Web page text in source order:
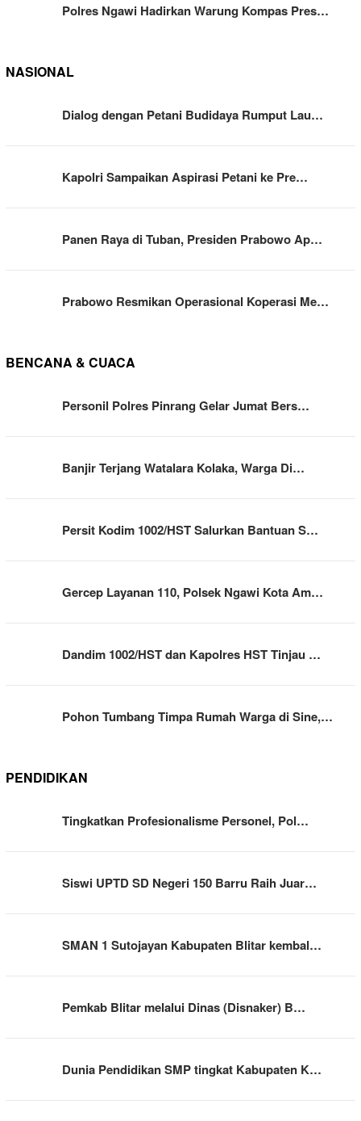
Polres Ngawi Hadirkan Warung Kompas Pres…
NASIONAL
Dialog dengan Petani Budidaya Rumput Lau…
Kapolri Sampaikan Aspirasi Petani ke Pre…
Panen Raya di Tuban, Presiden Prabowo Ap…
Prabowo Resmikan Operasional Koperasi Me…
BENCANA & CUACA
Personil Polres Pinrang Gelar Jumat Bers…
Banjir Terjang Watalara Kolaka, Warga Di…
Persit Kodim 1002/HST Salurkan Bantuan S…
Gercep Layanan 110, Polsek Ngawi Kota Am…
Dandim 1002/HST dan Kapolres HST Tinjau …
Pohon Tumbang Timpa Rumah Warga di Sine,…
PENDIDIKAN
Tingkatkan Profesionalisme Personel, Pol…
Siswi UPTD SD Negeri 150 Barru Raih Juar…
SMAN 1 Sutojayan Kabupaten Blitar kembal…
Pemkab Blitar melalui Dinas (Disnaker) B…
Dunia Pendidikan SMP tingkat Kabupaten K…